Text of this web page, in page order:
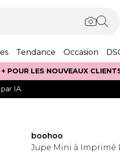
Tendance Occasion
+ POUR LES NOUVEAUX
IA.
boohoo
Jupe Mini à Imprimé